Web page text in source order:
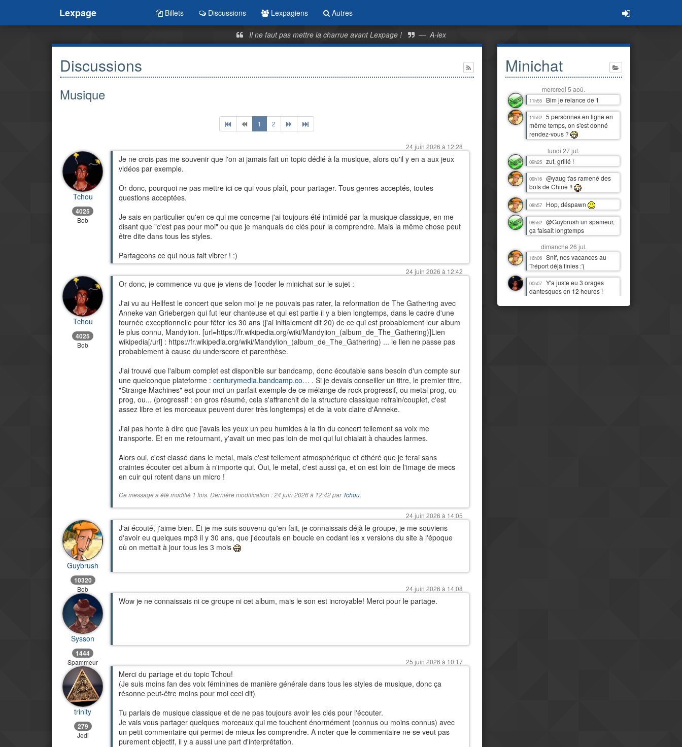
Lexpage Billets Discussions Lexpagiens Autres
Il ne faut pas mettre la charrue avant Lexpage ! —A-lex
Discussions
Musique
1 2
Tchou
4025
Bob
24 juin 2026 à 12:28
Je ne crois pas me souvenir que l'on ai jamais fait un topic dédié à la musique, alors qu'il y en a aux jeux
vidéos par exemple.
Or donc, pourquoi ne pas mettre ici ce qui vous plaît, pour partager. Tous genres acceptés, toutes
questions acceptées.
Je sais en particulier qu'en ce qui me concerne j'ai toujours été intimidé par la musique classique, en me
disant que "c'est pas pour moi" ou que je manquais de clés pour la comprendre. Mais la même chose peut
être dite dans tous les styles.
Partageons ce qui nous fait vibrer ! :)
Tchou
4025
Bob
24 juin 2026 à 12:42
Or donc, je commence vu que je viens de flooder le minichat sur le sujet :
J'ai vu au Hellfest le concert que selon moi je ne pouvais pas rater, la reformation de The Gathering avec
Anneke van Griebergen qui fut leur chanteuse et qui est partie il y a bien longtemps, dans le cadre d'une
tournée exceptionnelle pour fêter les 30 ans (j'ai initialement dit 20) de ce qui est probablement leur album
le plus connu, Mandylion. [url=https://fr.wikipedia.org/wiki/Mandylion_(album_de_The_Gathering)]Lien
wikipedia[/url] : https://fr.wikipedia.org/wiki/Mandylion_(album_de_The_Gathering) ... le lien ne passe pas
probablement à cause du underscore et parenthèse.
J'ai trouvé que l'album complet est disponible sur bandcamp, donc écoutable sans besoin d'un compte sur
une quelconque plateforme : centurymedia.bandcamp.co… . Si je devais conseiller un titre, le premier titre,
"Strange Machines" est pour moi un parfait exemple de ce mélange de rock progressif, ou metal prog, ou
prog, ou... (progressif : en gros résumé, cela s'affranchit de la structure classique refrain/couplet, c'est
assez libre et les morceaux peuvent durer très longtemps) et de la voix claire d'Anneke.
J'ai pas honte à dire que j'avais les yeux un peu humides à la fin du concert tellement sa voix me
transporte. Et en me retournant, y'avait un mec pas loin de moi qui lui chialait à chaudes larmes.
Alors oui, c'est classé dans le metal, mais c'est tellement atmosphérique et éthéré que je ferai sans
craintes écouter cet album à n'importe qui. Oui, le metal, c'est aussi ça, et on est loin de l'image de mecs
en cuir qui rotent dans un micro !
Ce message a été modifié 1 fois. Dernière modification : 24 juin 2026 à 12:42 parTchou.
Guybrush
10320
Bob
24 juin 2026 à 14:05
J'ai écouté, j'aime bien. Et je me suis souvenu qu'en fait, je connaissais déjà le groupe, je me souviens
d'avoir eu quelques mp3 il y 30 ans, que j'écoutais en boucle en codant les x versions du site à l'époque
où on mettait à jour tous les 3 mois
Sysson
1444
Spammeur
24 juin 2026 à 14:08
Wow je ne connaissais ni ce groupe ni cet album, mais le son est incroyable! Merci pour le partage.
trinity
279
Jedi
25 juin 2026 à 10:17
Merci du partage et du topic Tchou!
(Je suis moins fan des voix féminines de manière générale dans tous les styles de musique, donc ça
résonne peut-être moins pour moi ceci dit)
Tu parlais de musique classique et de ne pas toujours avoir les clés pour l'écouter.
Je vais vous partager quelques morceaux qui me touchent énormément (connus ou moins connus) avec
un petit commentaire qui permet de mieux les comprendre. A noter que le commentaire ne se veut pas
purement objectif, il y a aussi une part d'interprétation.
Minichat
mercredi 5 aoû.
11h55 Bim je relance de 1
11h52
5 personnes en ligne en
même temps, on s'est donné
rendez-vous ?
lundi 27 jul.
09h25 zut, grillé !
09h16
@yaug t'as ramené des
bots de Chine !!
08h57 Hop, déspawn
08h52
@Guybrush un spameur,
ça faisait longtemps
dimanche 26 jul.
16h06
Snif, nos vacances au
Tréport déjà finies :'(
00h07
Y'a juste eu 3 orages
dantesques en 12 heures !
quand c'était juste de la pluie !